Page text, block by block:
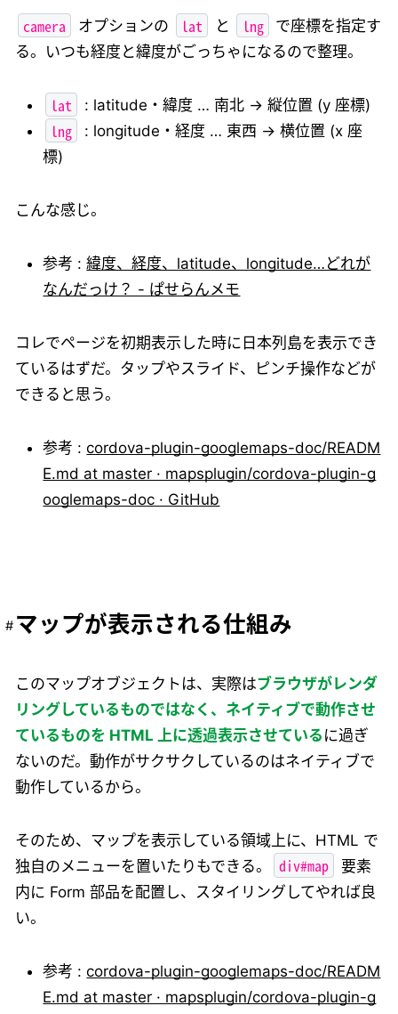
camera オプションの lat と lng
で座標を指定す
る。いつも経度と緯度がごっちゃになるので整理。
lat : latitude・緯度 … 南北 → 縦位置 (y 座標)
lng
: longitude・経度 … 東西 → 横位置 (x 座
標)
こんな感じ。
参考 :緯度、経度、latitude、longitude…どれが
なんだっけ？ - ぱせらんメモ
コレでページを初期表示した時に日本列島を表示でき
ているはずだ。タップやスライド、ピンチ操作などが
できると思う。
参考 :cordova-plugin-googlemaps-doc/READM
E.md at master · mapsplugin/cordova-plugin-g
ooglemaps-doc · GitHub
マップが表示される仕組み
このマップオブジェクトは、実際はブラウザがレンダ
リングしているものではなく、ネイティブで動作させ
ているものを HTML 上に透過表示させている に過ぎ
ないのだ。動作がサクサクしているのはネイティブで
動作しているから。
そのため、マップを表示している領域上に、HTML で
独自のメニューを置いたりもできる。
div#map
要素
内に Form 部品を配置し、スタイリングしてやれば良
い。
参考 :cordova-plugin-googlemaps-doc/READM
E.md at master · mapsplugin/cordova-plugin-g